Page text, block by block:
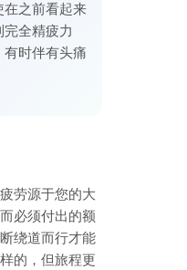
之前看起来
全精疲力
时伴有头痛
劳源于您的大
必须付出的额
绕道而行才能
的，但旅程更